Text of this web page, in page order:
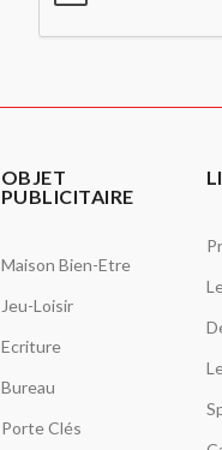
OBJET
PUBLICITAIRE
Maison Bien-Etre
Jeu-Loisir
Ecriture
Bureau
Porte Clés